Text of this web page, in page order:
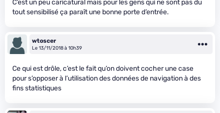
C’est un peu caricatural mais pour les gens qui ne sont pas du
tout sensibilisé ça paraît une bonne porte d’entrée.
wtoscer
Le 13/11/2018 à 10h39
Ce qui est drôle, c’est le fait qu’on doivent cocher une case
pour s’opposer à l’utilisation des données de navigation à des
fins statistiques